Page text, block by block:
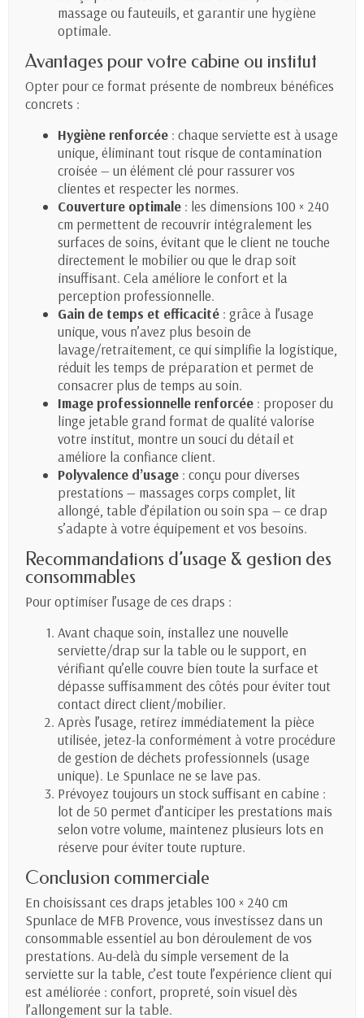
massage ou fauteuils, et garantir une hygiène
optimale.
Avantages pour votre cabine ou institut
Opter pour ce format présente de nombreux bénéfices
concrets :
Hygiène renforcée : chaque serviette est à usage
unique, éliminant tout risque de contamination
croisée — un élément clé pour rassurer vos
clientes et respecter les normes.
Couverture optimale : les dimensions 100 × 240
cm permettent de recouvrir intégralement les
surfaces de soins, évitant que le client ne touche
directement le mobilier ou que le drap soit
insuffisant. Cela améliore le confort et la
perception professionnelle.
Gain de temps et efficacité : grâce à l’usage
unique, vous n’avez plus besoin de
lavage/retraitement, ce qui simplifie la logistique,
réduit les temps de préparation et permet de
consacrer plus de temps au soin.
Image professionnelle renforcée : proposer du
linge jetable grand format de qualité valorise
votre institut, montre un souci du détail et
améliore la confiance client.
Polyvalence d’usage : conçu pour diverses
prestations — massages corps complet, lit
allongé, table d’épilation ou soin spa — ce drap
s’adapte à votre équipement et vos besoins.
Recommandations d’usage & gestion des
consommables
Pour optimiser l’usage de ces draps :
Avant chaque soin, installez une nouvelle
serviette/drap sur la table ou le support, en
vérifiant qu’elle couvre bien toute la surface et
dépasse suffisamment des côtés pour éviter tout
contact direct client/mobilier.
Après l’usage, retirez immédiatement la pièce
utilisée, jetez-la conformément à votre procédure
de gestion de déchets professionnels (usage
unique). Le Spunlace ne se lave pas.
Prévoyez toujours un stock suffisant en cabine :
lot de 50 permet d’anticiper les prestations mais
selon votre volume, maintenez plusieurs lots en
réserve pour éviter toute rupture.
Conclusion commerciale
En choisissant ces draps jetables 100 × 240 cm
Spunlace de MFB Provence, vous investissez dans un
consommable essentiel au bon déroulement de vos
prestations. Au-delà du simple versement de la
serviette sur la table, c’est toute l’expérience client qui
est améliorée : confort, propreté, soin visuel dès
l’allongement sur la table.